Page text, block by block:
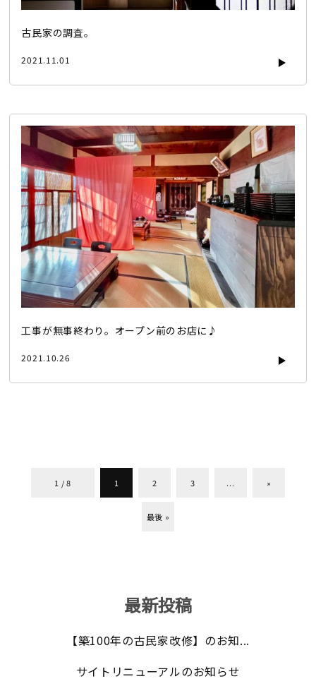
古民家の調査。
2021.11.01
工事が無事終わり。オープン前のお店に♪
2021.10.26
1 / 8 1 2 3 ... »
最後 »
最新投稿
【築100年の古民家改修】のお知...
サイトリニューアルのお知らせ